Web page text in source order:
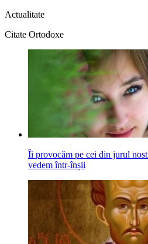
Actualitate
Citate Ortodoxe
Îi provocăm pe cei din jurul
vedem într-înșii